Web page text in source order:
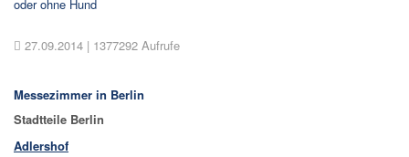
oder ohne Hund
27.09.2014 | 1377292 Aufrufe
Messezimmer in Berlin
Stadtteile Berlin
Adlershof